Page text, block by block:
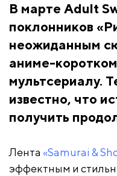
В марте Adult
поклонников
неожиданным
аниме-
мультсериалу.
известно, что
получить
Лента «Samurai &
эффектным и